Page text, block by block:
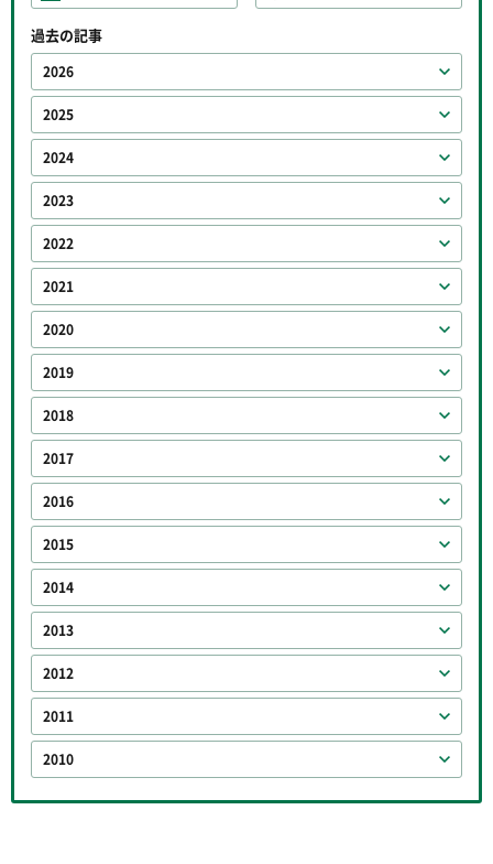
過去の記事
2026
2025
2024
2023
2022
2021
2020
2019
2018
2017
2016
2015
2014
2013
2012
2011
2010